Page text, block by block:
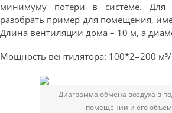
минимуму потери в системе. Для
разобрать пример для помещения,
Длина вентиляции дома – 10 м, а
Мощность вентилятора: 100*2=200 м³/
Диаграмма обмена воздуха в
помещении и его